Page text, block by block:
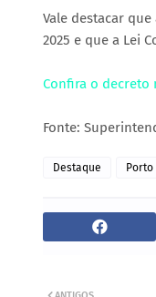
Vale destacar
2025 e que a Lei
Confira o decreto
Fonte:
Destaque